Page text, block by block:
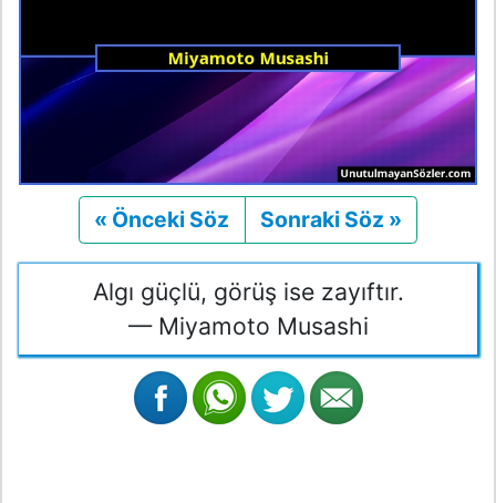
« Önceki Söz Önceki
Sonraki Söz »
Algı güçlü, görüş ise zayıftır.
— Miyamoto Musashi